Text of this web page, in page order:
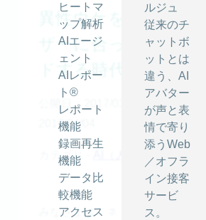
ヒートマ
ップ解析
AIエージ
ェント
AIレポー
ト®
レポート
機能
録画再生
機能
データ比
較機能
アクセス
ルジュ
従来のチ
ャットボ
ットとは
違う、AI
アバター
が声と表
情で寄り
添うWeb
／オフラ
イン接客
サービ
ス。
異性ウケを熟知した
ザーに合った商品を
ドする時代に
公開日：2017/03/29 最終更新
2017/04/04
カテゴリ - AI（人工知能）
みなさまは、ネットショッピン